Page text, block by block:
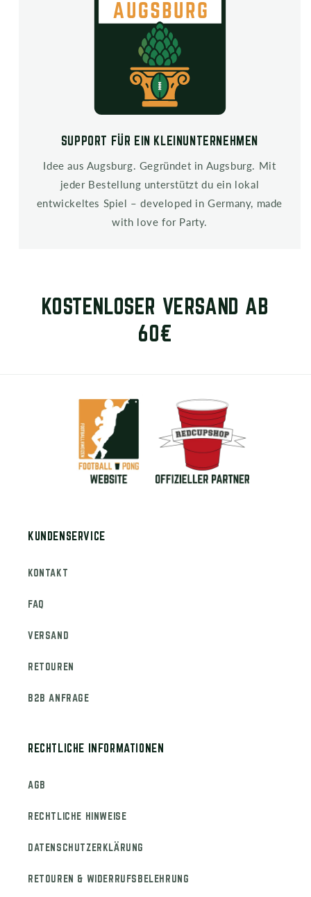
SUPPORT FÜR EIN KLEINUNTERNEHMEN
Idee aus Augsburg. Gegründet in Augsburg. Mit
jeder Bestellung unterstützt du ein lokal
entwickeltes Spiel – developed in Germany, made
with love for Party.
KOSTENLOSER VERSAND AB
60€
KUNDENSERVICE
KONTAKT
FAQ
VERSAND
RETOUREN
B2B ANFRAGE
RECHTLICHE INFORMATIONEN
AGB
RECHTLICHE HINWEISE
DATENSCHUTZERKLÄRUNG
RETOUREN & WIDERRUFSBELEHRUNG